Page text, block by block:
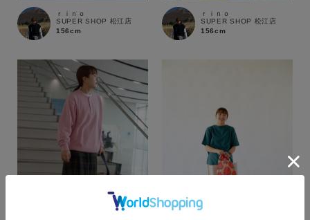
ｒｉｎｏ
SUPER SHOP 松江店
156cm
ｒｉｎｏ
SUPER SHOP 松江店
156cm